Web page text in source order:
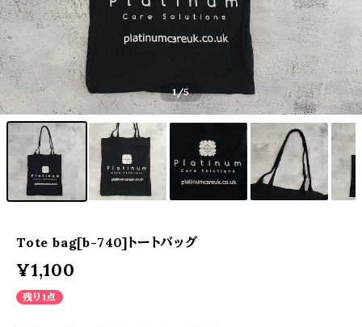
1/5
Tote bag[b-740]トートバッグ
¥1,100
残り1点